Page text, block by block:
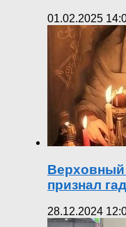
01.02.2025
признал
28.12.2024